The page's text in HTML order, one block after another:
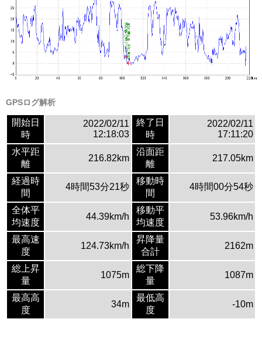
GPSログ解析
開始日
時
2022/02/11
12:18:03
終了日
時
2022/02/11
17:11:20
水平距
離
216.82km
沿面距
離
217.05km
経過時
間
4時間53分21秒
移動時
間
4時間00分54秒
全体平
均速度
44.39km/h
移動平
均速度
53.96km/h
最高速
度
124.73km/h
昇降量
合計
2162m
総上昇
量
1075m
総下降
量
1087m
最高高
度
34m
最低高
度
-10m